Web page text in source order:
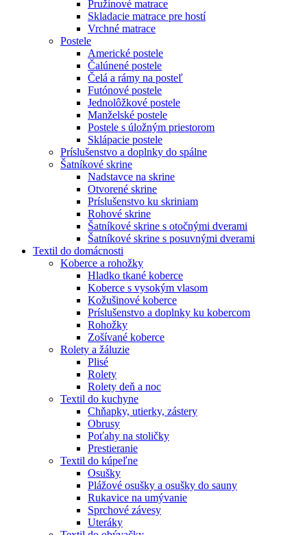
Pružinové matrace
Skladacie matrace pre hostí
Vrchné matrace
Postele
Americké postele
Čalúnené postele
Čelá a rámy na posteľ
Futónové postele
Jednolôžkové postele
Manželské postele
Postele s úložným priestorom
Sklápacie postele
Príslušenstvo a doplnky do spálne
Šatníkové skrine
Nadstavce na skrine
Otvorené skrine
Príslušenstvo ku skriniam
Rohové skrine
Šatníkové skrine s otočnými dverami
Šatníkové skrine s posuvnými dverami
Textil do domácnosti
Koberce a rohožky
Hladko tkané koberce
Koberce s vysokým vlasom
Kožušinové koberce
Príslušenstvo a doplnky ku kobercom
Rohožky
Zošívané koberce
Rolety a žáluzie
Plisé
Rolety
Rolety deň a noc
Textil do kuchyne
Chňapky, utierky, zástery
Obrusy
Poťahy na stoličky
Prestieranie
Textil do kúpeľne
Osušky
Plážové osušky a osušky do sauny
Rukavice na umývanie
Sprchové závesy
Uteráky